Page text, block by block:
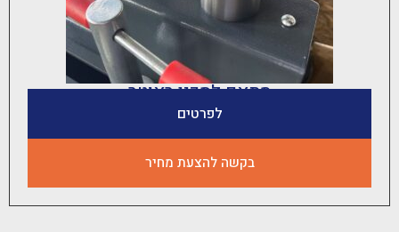
מתאם לסכין ראוטר
בקשה להצעת מחיר